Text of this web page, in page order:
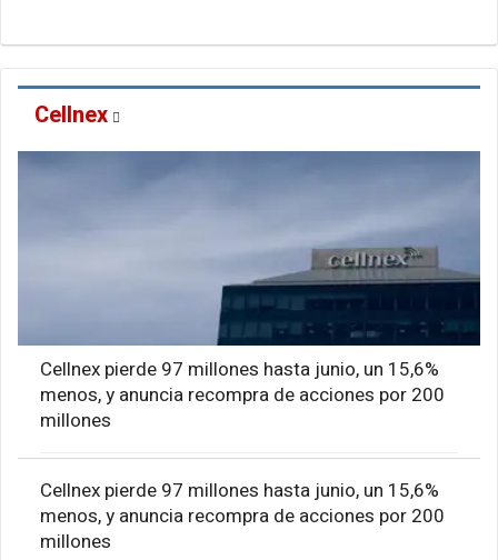
Cellnex
Cellnex pierde 97 millones hasta junio, un 15,6%
menos, y anuncia recompra de acciones por 200
millones
Cellnex pierde 97 millones hasta junio, un 15,6%
menos, y anuncia recompra de acciones por 200
millones